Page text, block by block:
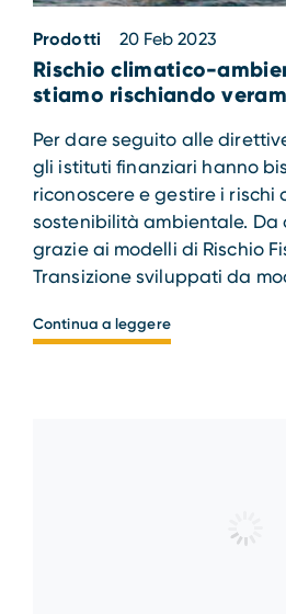
Prodotti 20 Feb 2023
Rischio climatico-
stiamo rischiando
Per dare seguito alle
gli istituti finanziari hanno
riconoscere e gestire i rischi
sostenibilità ambientale. Da
grazie ai modelli di Rischio
Transizione sviluppati da
Continua a leggere